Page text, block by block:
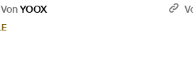
VonYOOX